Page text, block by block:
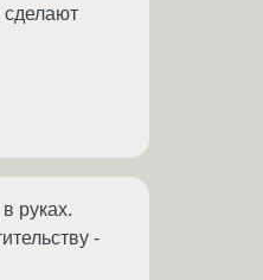
сделают
руках.
-